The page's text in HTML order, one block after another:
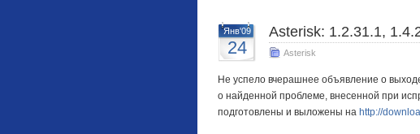
Янв'09
24
Asterisk: 1.2.31.1,
Asterisk
Не успело вчерашнее объявление о
о найденной проблеме, внесенной при
подготовлены и выложены на http://